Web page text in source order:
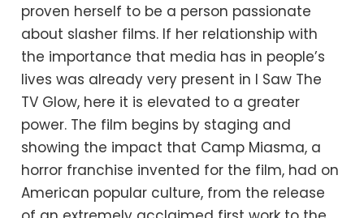
proven herself to be a person passionate
about slasher films. If her relationship with
the importance that media has in people’s
lives was already very present in I Saw The
TV Glow, here it is elevated to a greater
power. The film begins by staging and
showing the impact that Camp Miasma, a
horror franchise invented for the film, had on
American popular culture, from the release